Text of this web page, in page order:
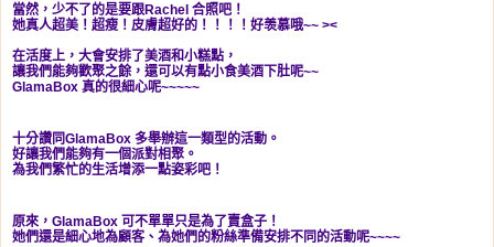
當然，少不了的是要跟Rachel 合照吧！
她真人超美！超瘦！皮膚超好的！！！！好羡慕哦~~ ><
在活度上，大會安排了美酒和小糕點，
讓我們能夠歡聚之餘，還可以有點小食美酒下肚呢~~
GlamaBox 真的很細心呢~~~~~
十分讚同GlamaBox 多舉辦這一類型的活動。
好讓我們能夠有一個派對相聚。
為我們繁忙的生活增添一點姿彩吧！
原來，GlamaBox 可不單單只是為了賣盒子！
她們還是細心地為顧客、為她們的粉絲準備安排不同的活動呢~~~~